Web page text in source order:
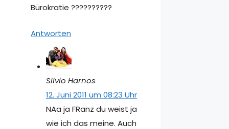
Bürokratie ??????????
Antworten
Silvio Harnos
12. Juni 2011 um 08:23 Uhr
NAa ja FRanz du weist ja
wie ich das meine. Auch